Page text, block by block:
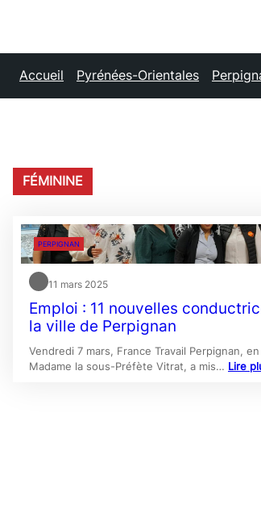
Accueil Pyrénées-Orientales
FÉMININE
PERPIGNAN
11 mars 2025
Emploi : 11 nouvelles
la ville de Perpignan
Vendredi 7 mars, France Travail Perpignan,
Madame la sous-Préfète Vitrat, a mis… Lire